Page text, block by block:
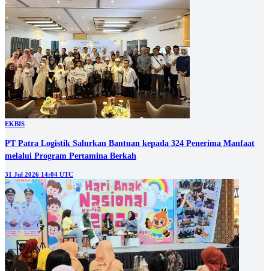
EKBIS
PT Patra Logistik Salurkan Bantuan kepada 324 Penerima Manfaat
melalui Program Pertamina Berkah
31 Jul 2026 14:04 UTC